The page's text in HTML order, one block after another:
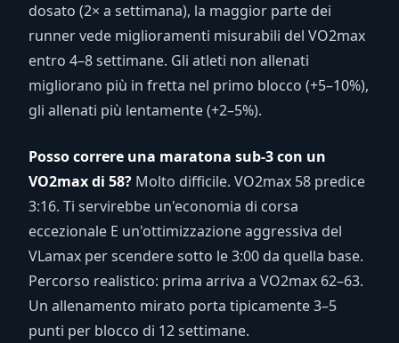
dosato (2× a settimana), la maggior parte dei
runner vede miglioramenti misurabili del VO2max
entro 4–8 settimane. Gli atleti non allenati
migliorano più in fretta nel primo blocco (+5–10%),
gli allenati più lentamente (+2–5%).
Posso correre una maratona sub-3 con un
VO2max di 58? Molto difficile. VO2max 58 predice
3:16. Ti servirebbe un'economia di corsa
eccezionale E un'ottimizzazione aggressiva del
VLamax per scendere sotto le 3:00 da quella base.
Percorso realistico: prima arriva a VO2max 62–63.
Un allenamento mirato porta tipicamente 3–5
punti per blocco di 12 settimane.